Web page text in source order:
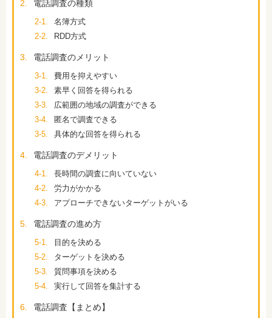
2. 電話調査の種類
2-1.
名簿方式
2-2.
RDD方式
3. 電話調査のメリット
3-1.
費用を抑えやすい
3-2.
素早く回答を得られる
3-3.
広範囲の地域の調査ができる
3-4.
匿名で調査できる
3-5.
具体的な回答を得られる
4. 電話調査のデメリット
4-1.
長時間の調査に向いていない
4-2.
労力がかかる
4-3.
アプローチできないターゲットがいる
5. 電話調査の進め方
5-1.
目的を決める
5-2.
ターゲットを決める
5-3.
質問事項を決める
5-4.
実行して回答を集計する
6. 電話調査【まとめ】